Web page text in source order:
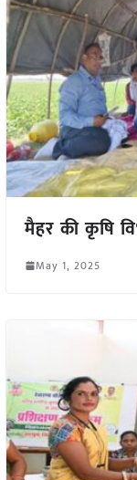
मैहर की कृषि
May 1, 2025